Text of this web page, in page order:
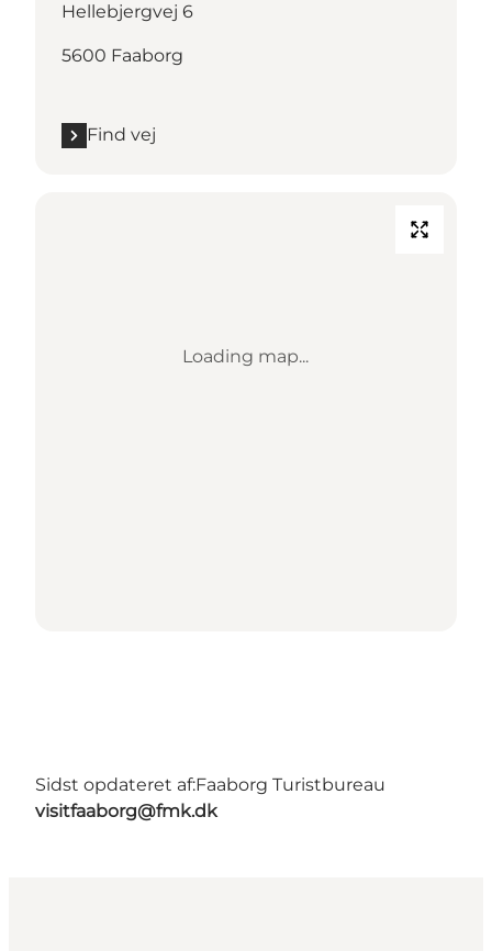
Hellebjergvej 6
5600 Faaborg
Find vej
Loading map...
Sidst opdateret af:Faaborg Turistbureau
visitfaaborg@fmk.dk